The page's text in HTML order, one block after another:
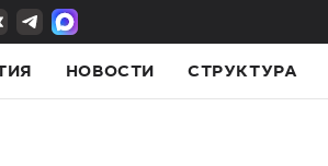
НОВОСТИ СТРУКТУРА